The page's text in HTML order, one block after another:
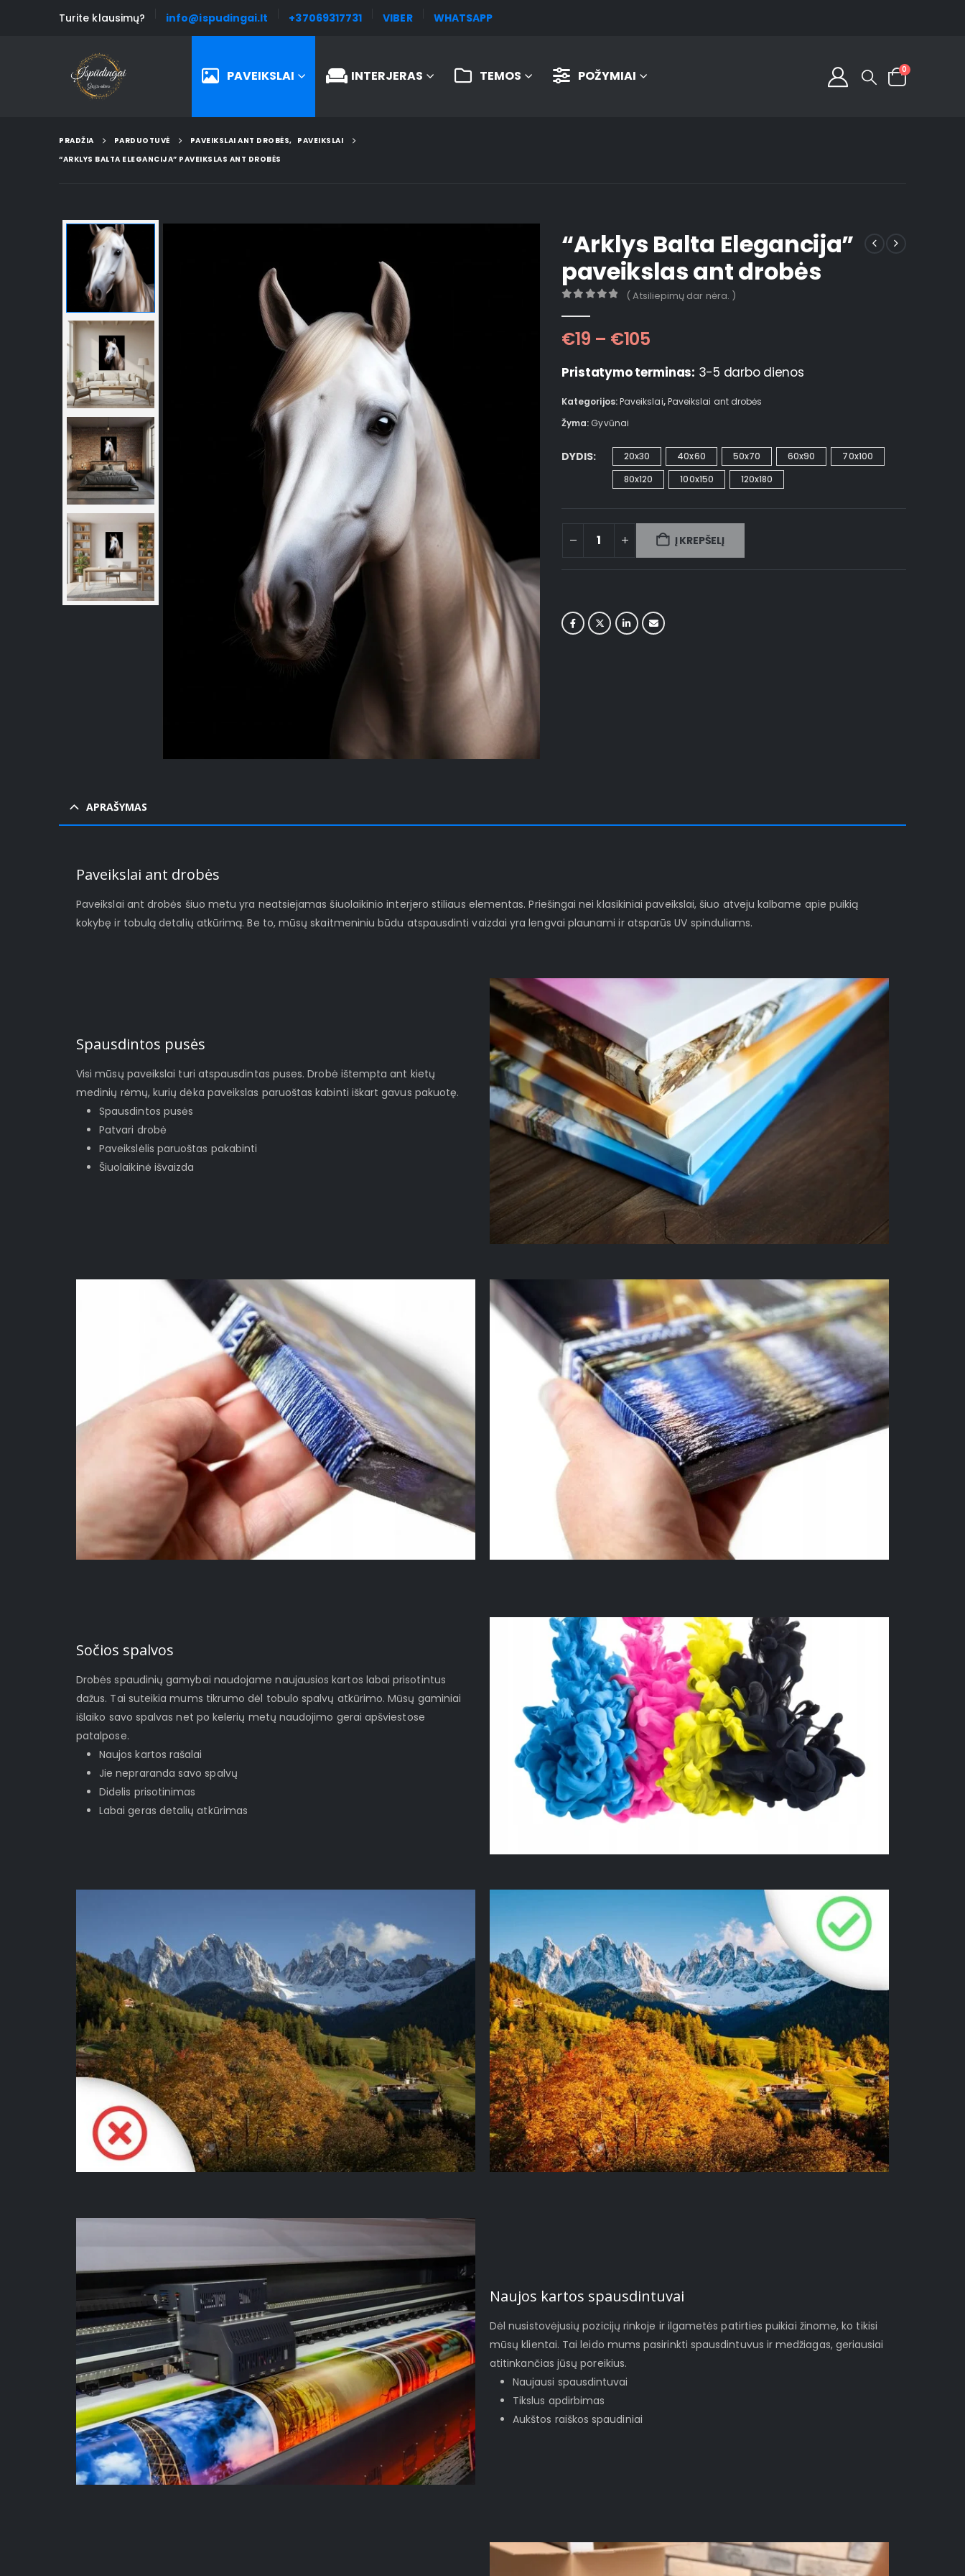
Turite klausimų? info@ispudingai.lt +37069317731 VIBER WHATSAPP
PAVEIKSLAI INTERJERAS TEMOS POŽYMIAI 0
PRADŽIA PARDUOTUVĖ PAVEIKSLAI ANT DROBĖS, PAVEIKSLAI
“ARKLYS BALTA ELEGANCIJA” PAVEIKSLAS ANT DROBĖS
“Arklys Balta Elegancija”
paveikslas ant drobės
( Atsiliepimų dar nėra. )
€19 – €105
Pristatymo terminas: 3-5 darbo dienos
Kategorijos:Paveikslai,Paveikslai ant drobės
Žyma: Gyvūnai
DYDIS 20x30 40x60 50x70 60x90
70x100
80x120
100x150 120x180
Į KREPŠELĮ
APRAŠYMAS
Paveikslai ant drobės
Paveikslai ant drobės šiuo metu yra neatsiejamas šiuolaikinio interjero stiliaus elementas. Priešingai nei klasikiniai paveikslai, šiuo atveju kalbame apie puikią
kokybę ir tobulą detalių atkūrimą. Be to, mūsų skaitmeniniu būdu atspausdinti vaizdai yra lengvai plaunami ir atsparūs UV spinduliams.
Spausdintos pusės
Visi mūsų paveikslai turi atspausdintas puses. Drobė ištempta ant kietų
medinių rėmų, kurių dėka paveikslas paruoštas kabinti iškart gavus pakuotę.
Spausdintos pusės
Patvari drobė
Paveikslėlis paruoštas pakabinti
Šiuolaikinė išvaizda
Sočios spalvos
Drobės spaudinių gamybai naudojame naujausios kartos labai prisotintus
dažus. Tai suteikia mums tikrumo dėl tobulo spalvų atkūrimo. Mūsų gaminiai
išlaiko savo spalvas net po kelerių metų naudojimo gerai apšviestose
patalpose.
Naujos kartos rašalai
Jie nepraranda savo spalvų
Didelis prisotinimas
Labai geras detalių atkūrimas
Naujos kartos spausdintuvai
Dėl nusistovėjusių pozicijų rinkoje ir ilgametės patirties puikiai žinome, ko tikisi
mūsų klientai. Tai leido mums pasirinkti spausdintuvus ir medžiagas, geriausiai
atitinkančias jūsų poreikius.
Naujausi spausdintuvai
Tikslus apdirbimas
Aukštos raiškos spaudiniai